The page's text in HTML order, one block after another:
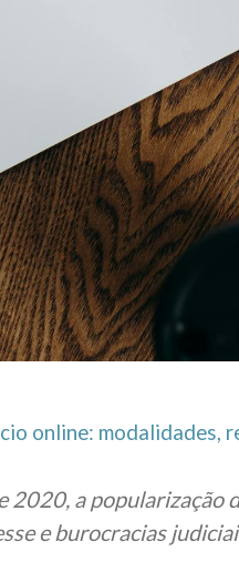
online: modalidades,
2020, a popularização
e burocracias